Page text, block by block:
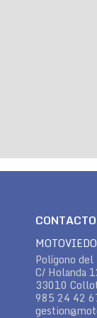
CONTACTO
MOTOVIEDO
Polígono
C/ Holanda
33010
985 24 42